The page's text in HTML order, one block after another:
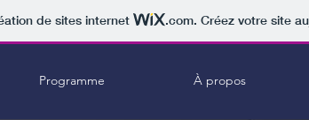
de sites internet .com. Créez votre site
Programme À propos